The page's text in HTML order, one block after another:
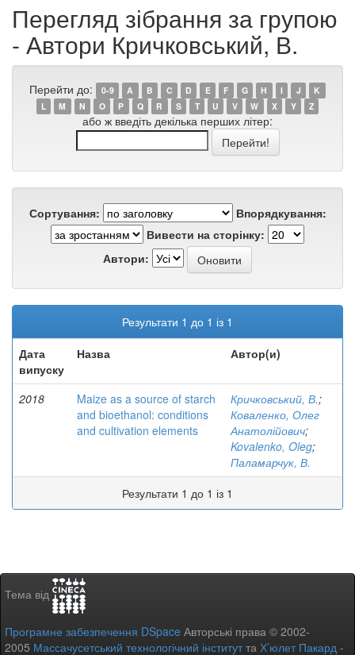
Перегляд зібрання за групою
- Автори Кричковський, В.
Перейти до: 0-9 A B C D E F G H I J
K
L
M N O P Q R S T U V W X Y Z
або ж введіть декілька перших літер:
Сортування:
Впорядкування:
Вивести на сторінку:
Автори:
Результати 1 до 1 із 1
Дата
випуску
Назва Автор(и)
2018
Maize as a source of starch
and bioethanol: conditions
and cultivation elements
Кричковський, В.;
Коваленко, Олег
Анатолійович;
Kovalenko, Oleg;
Паламарчук, В.
Результати 1 до 1 із 1
Тема від
Програмне забезпечення DSpace Авторські права © 2002-
2005 Массачусетський технологічний інститутта Х’юлет Пакард -